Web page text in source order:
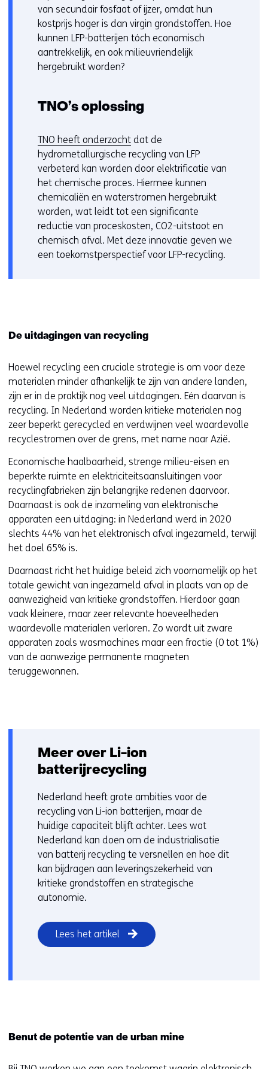
i
n
n
i
e
v
n
s
t
e
r
)
(
v
e
t
a
a
r
e
e
n
n
d
e
r
e
w
b
s
i
t
e
)
van secundair fosfaat of ijzer, omdat hun
kostprijs hoger is dan virgin grondstoffen. Hoe
kunnen LFP-batterijen tóch economisch
aantrekkelijk, en ook milieuvriendelijk
hergebruikt worden?
TNO’s oplossing
TNO heeft onderzocht(
o
p
e
n
t
i
n
n
e
s
t
e
r
)
dat de
hydrometallurgische recycling van LFP
verbeterd kan worden door elektrificatie van
het chemische proces. Hiermee kunnen
chemicaliën en waterstromen hergebruikt
worden, wat leidt tot een significante
reductie van proceskosten, CO2-uitstoot en
chemisch afval. Met deze innovatie geven we
een toekomstperspectief voor LFP-recycling.
De uitdagingen van recycling
Hoewel recycling een cruciale strategie is om voor deze
materialen minder afhankelijk te zijn van andere landen,
zijn er in de praktijk nog veel uitdagingen. Eén daarvan is
recycling. In Nederland worden kritieke materialen nog
zeer beperkt gerecycled en verdwijnen veel waardevolle
recyclestromen over de grens, met name naar Azië.
Economische haalbaarheid, strenge milieu-eisen en
beperkte ruimte en elektriciteitsaansluitingen voor
recyclingfabrieken zijn belangrijke redenen daarvoor.
Daarnaast is ook de inzameling van elektronische
apparaten een uitdaging: in Nederland werd in 2020
slechts 44% van het elektronisch afval ingezameld, terwijl
het doel 65% is.
Daarnaast richt het huidige beleid zich voornamelijk op het
totale gewicht van ingezameld afval in plaats van op de
aanwezigheid van kritieke grondstoffen. Hierdoor gaan
vaak kleinere, maar zeer relevante hoeveelheden
waardevolle materialen verloren. Zo wordt uit zware
apparaten zoals wasmachines maar een fractie (0 tot 1%)
van de aanwezige permanente magneten
teruggewonnen.
Meer over Li-ion
batterijrecycling
Nederland heeft grote ambities voor de
recycling van Li-ion batterijen, maar de
huidige capaciteit blijft achter. Lees wat
Nederland kan doen om de industrialisatie
van batterij recycling te versnellen en hoe dit
kan bijdragen aan leveringszekerheid van
kritieke grondstoffen en strategische
autonomie.
Lees het artikel
Benut de potentie van de urban mine